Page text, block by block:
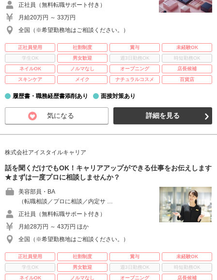
正社員（無料転職サポート付き）
月給20万円 ～ 33万円
全国（※希望勤務地はご相談ください。）
正社員登用 社割制度 賞与
未経験OK
学生OK
男女歓迎 週3日勤務OK
時短勤務OK
ネイルOK
ノルマなし オープニング
店長候補
スキンケア
メイク ナチュラルコスメ 百貨店
履歴書・職務経歴書添削あり 面接対策あり
気になる 詳細を見る
株式会社アイスタイルキャリア
話を聞くだけでもOK！キャリアアップができる仕事をお伝えします
★まずは一度プロに相談しませんか？
美容部員・BA
（転職相談／プロに相談／内定サ …
正社員（無料転職サポート付き）
月給28万円 ～ 43万円 ほか
全国（※希望勤務地はご相談ください。）
正社員登用 社割制度 賞与
未経験OK
学生OK
男女歓迎 週3日勤務OK
時短勤務OK
ネイルOK
ノルマなし オープニング
店長候補